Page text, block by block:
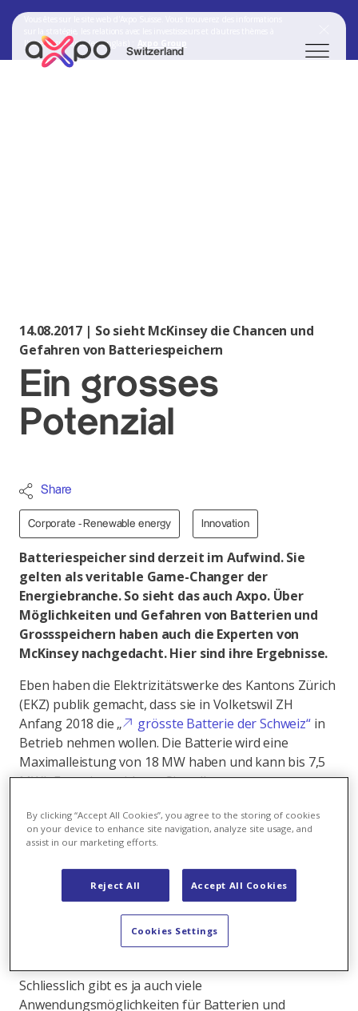
l'adresse suivante (en anglais) :
Switzerland
14.08.2017 | So sieht McKinsey die Chancen und
Gefahren von Batteriespeichern
Ein grosses
Potenzial
Share
Corporate - Renewable energy Innovation
Batteriespeicher sind derzeit im Aufwind. Sie
gelten als veritable Game-Changer der
Energiebranche. So sieht das auch Axpo. Über
Möglichkeiten und Gefahren von Batterien und
Grossspeichern haben auch die Experten von
McKinsey nachgedacht. Hier sind ihre Ergebnisse.
Eben haben die Elektrizitätswerke des Kantons Zürich
(EKZ) publik gemacht, dass sie in Volketswil ZH
Anfang 2018 die „
grösste Batterie der Schweiz“in
Betrieb nehmen wollen. Die Batterie wird eine
Maximalleistung von 18 MW haben und kann bis 7,5
MWh Energie speichern. Sie soll zur
Das zeigt: Der aktuelle Trend in der Energiebranche
Veränderungen führen.
Axpo möchte dabei eine
aktive Rolle übernehmen und hat deshalb eine
Innovationskampagnegestartet und hofft
dabei auf viele, gute Ideen.
Schliesslich gibt es ja auch viele
Anwendungsmöglichkeiten für Batterien und
By clicking “Accept All Cookies”, you agree to the storing of cookies
on your device to enhance site navigation, analyze site usage, and
assist in our marketing efforts.
Reject All Accept All Cookies
Cookies Settings